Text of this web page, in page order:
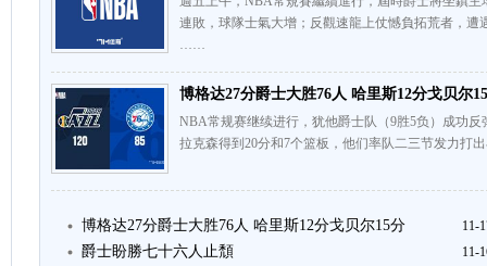
連敗，球隊士氣大增；反觀速龍上仗憾負拓荒者，
……
博格达27分爵士大胜76人 哈里斯12分戈贝尔
NBA常规赛继续进行，犹他爵士队（9胜5负）成功
拉克森得到20分和7个篮板，他们率队二三节发力
博格达27分爵士大胜76人 哈里斯12分戈贝尔15分 11-
爵士盼勝七十六人止頹 11-